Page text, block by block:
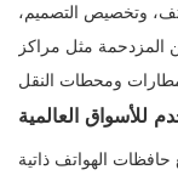
وتخصيص التصميم،
المزدحمة مثل مراكز
للأسواق العالمية
حافظات الهواتف ذاتية